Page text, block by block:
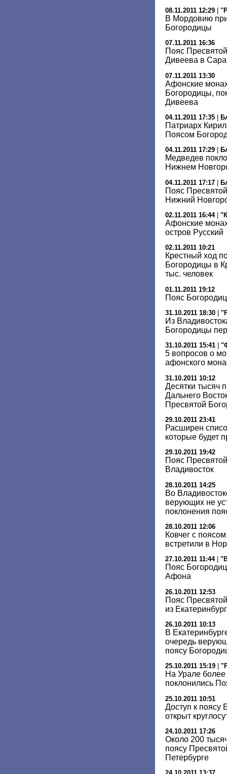
08.11.2011 12:29
В Мордовию
Богородицы
07.11.2011 16:36
Пояс
Дивеева в
07.11.2011 13:30
Афонские
Богородицы,
Дивеева
04.11.2011 17:35
Патриарх
Поясом
04.11.2011 17:29
Медведев
Нижнем
04.11.2011 17:17 |
Пояс
Нижний
02.11.2011 16:44|
Афонские
остров Русский
02.11.2011 10:21
Крестный ход
Богородицы в
тыс. человек
01.11.2011 19:12
Пояс
31.10.2011 18:30
Из
Богородицы
31.10.2011 15:41
5 вопросов о
афонского
31.10.2011 10:12
Десятки тысяч
Дальнего
Пресвятой
29.10.2011 23:41
Расширен
которые будет
29.10.2011 19:42
Пояс
Владивосток
28.10.2011 14:25
Во
верующих не
поклонения
28.10.2011 12:06
Ковчег с
встретили в
27.10.2011 11:44|
Пояс
Афона
26.10.2011 12:53
Пояс
из
26.10.2011 10:13
В
очередь
поясу
25.10.2011 15:19
На Урале
поклонились
25.10.2011 10:51
Доступ к поясу
открыт
24.10.2011 17:26
Около 200
поясу
Петербурге